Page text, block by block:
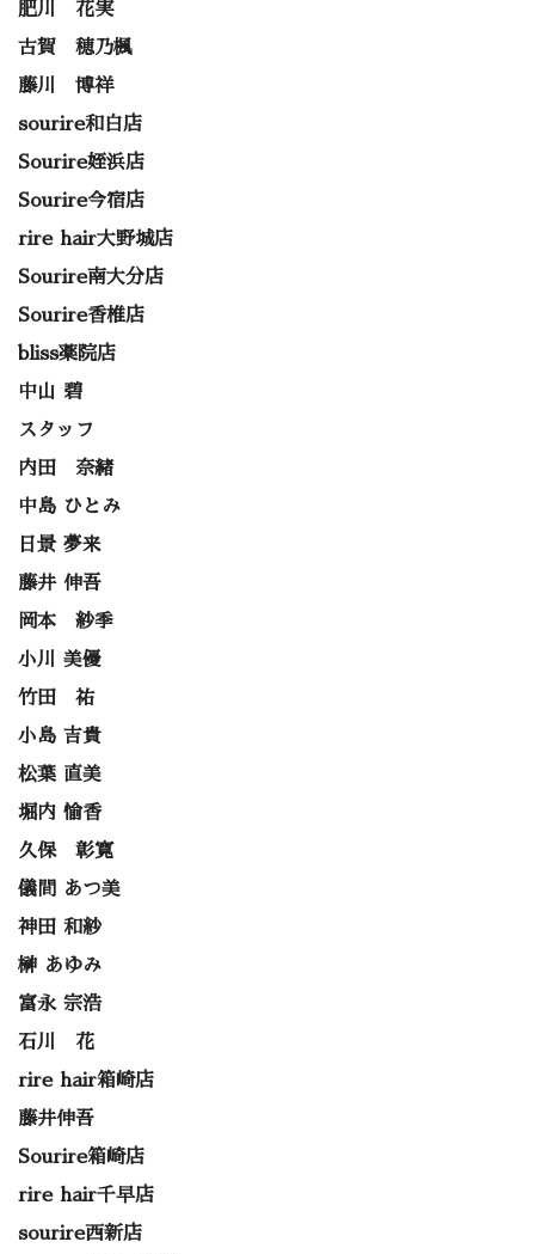
肥川 花実
古賀 穂乃楓
藤川 博祥
sourire和白店
Sourire姪浜店
Sourire今宿店
rire hair大野城店
Sourire南大分店
Sourire香椎店
bliss薬院店
中山 碧
スタッフ
内田 奈緒
中島 ひとみ
日景 夢来
藤井 伸吾
岡本 紗季
小川 美優
竹田 祐
小島 吉貴
松葉 直美
堀内 愉香
久保 彰寛
儀間 あつ美
神田 和紗
榊 あゆみ
富永 宗浩
石川 花
rire hair箱崎店
藤井伸吾
Sourire箱崎店
rire hair千早店
sourire西新店